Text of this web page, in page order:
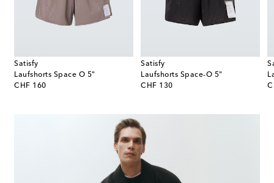
Satisfy
Laufshorts Space O 5"
CHF 160
original price
Satisfy
Laufshorts Space-O 5"
CHF 130
original price